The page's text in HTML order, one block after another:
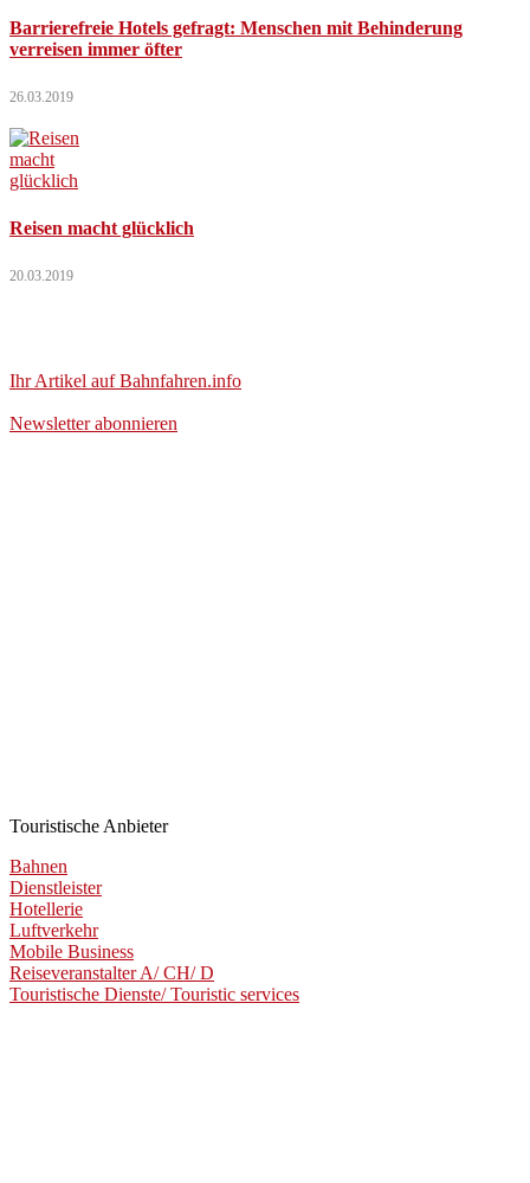
Barrierefreie Hotels gefragt: Menschen mit Behinderung
verreisen immer öfter
26.03.2019
Reisen macht glücklich
20.03.2019
Ihr Artikel auf Bahnfahren.info
Newsletter abonnieren
Touristische Anbieter
Bahnen
Dienstleister
Hotellerie
Luftverkehr
Mobile Business
Reiseveranstalter A/ CH/ D
Touristische Dienste/ Touristic services